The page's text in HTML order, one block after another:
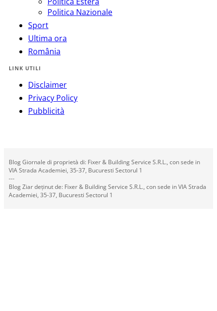
Politica Nazionale
Sport
Ultima ora
România
LINK UTILI
Disclaimer
Privacy Policy
Pubblicità
Blog Giornale di proprietà di: Fixer & Building Service S.R.L., con sede in
VIA Strada Academiei, 35-37, Bucuresti Sectorul 1
---
Blog Ziar deținut de: Fixer & Building Service S.R.L., con sede in VIA Strada
Academiei, 35-37, Bucuresti Sectorul 1